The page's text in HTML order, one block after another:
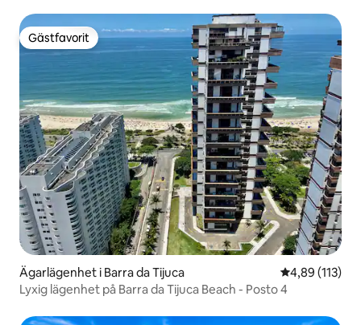
Gästfavorit
Gästfavorit
Ägarlägenhet i Barra da Tijuca 4,89 av 5 i
4,89 (113)
Lyxig lägenhet på Barra da Tijuca Beach - Posto 4